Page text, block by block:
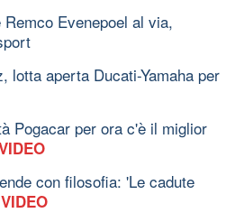
Evenepoel al via,
lotta aperta Ducati-Yamaha per
Pogacar per ora c'è il miglior
con filosofia: 'Le cadute
VIDEO